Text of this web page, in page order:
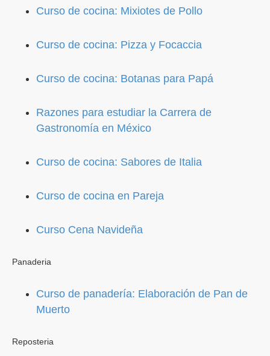
Curso de cocina: Mixiotes de Pollo
Curso de cocina: Pizza y Focaccia
Curso de cocina: Botanas para Papá
Razones para estudiar la Carrera de
Gastronomía en México
Curso de cocina: Sabores de Italia
Curso de cocina en Pareja
Curso Cena Navideña
Panaderia
Curso de panadería: Elaboración de Pan de
Muerto
Reposteria